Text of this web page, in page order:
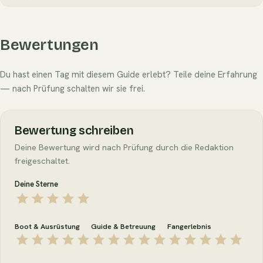
Bewertungen
Du hast einen Tag mit diesem Guide erlebt? Teile deine Erfahrung
— nach Prüfung schalten wir sie frei.
Bewertung schreiben
Deine Bewertung wird nach Prüfung durch die Redaktion
freigeschaltet.
Deine Sterne
Boot & Ausrüstung Guide & Betreuung Fangerlebnis